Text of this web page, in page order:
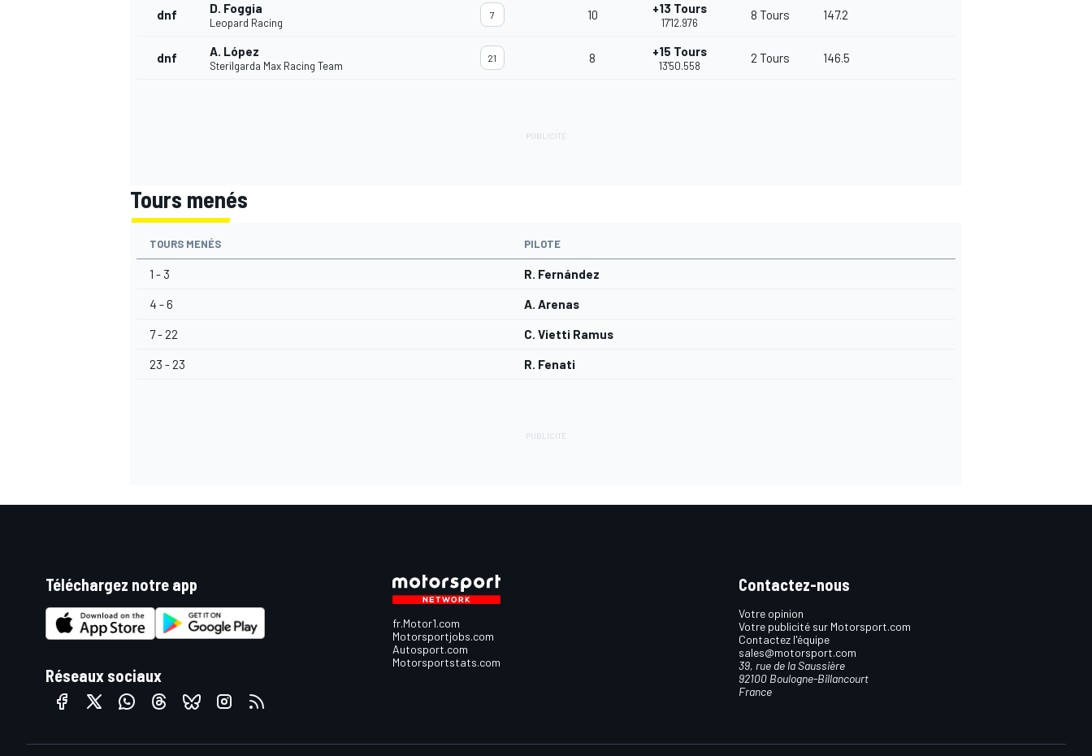
dnf D. Foggia
Leopard Racing
7 10 +13 Tours
17'12.976
8 Tours 147.2
dnf A. López
Sterilgarda Max Racing Team
21 8 +15 Tours
13'50.558
2 Tours 146.5
Tours menés
TOURS MENÉS PILOTE
1 - 3 R. Fernández
4 - 6 A. Arenas
7 - 22 C. Vietti Ramus
23 - 23 R. Fenati
Téléchargez notre app
Réseaux sociaux
fr.Motor1.com
Motorsportjobs.com
Autosport.com
Motorsportstats.com
Contactez-nous
Votre opinion
Votre publicité sur Motorsport.com
Contactez l'équipe
sales@motorsport.com
39, rue de la Saussière
92100 Boulogne-Billancourt
France